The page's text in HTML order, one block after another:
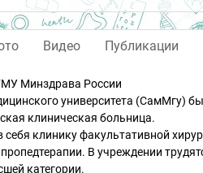
Видео Публикации
Минздрава России
университета (СамМгу)
клиническая больница.
клинику факультативной
В учреждении
категории.